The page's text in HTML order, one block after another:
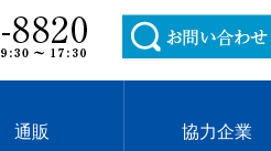
通販 協力企業